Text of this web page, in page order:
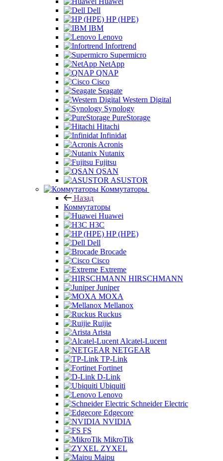
Dell
HP (HPE)
IBM
Lenovo
Infortrend
Supermicro
NetApp
QNAP
Cisco
Seagate
Western Digital
Synology
PureStorage
Hitachi
Infinidat
Acronis
Nutanix
Fujitsu
QSAN
ASUSTOR
Коммутаторы
Назад
Коммутаторы
Huawei
H3C
HP (HPE)
Dell
Brocade
Cisco
Extreme
HIRSCHMANN
Juniper
MOXA
Mellanox
Ruckus
Ruijie
Arista
Alcatel-Lucent
NETGEAR
TP-Link
Fortinet
D-Link
Ubiquiti
Lenovo
Schneider Electric
Edgecore
NVIDIA
FS
MikroTik
ZYXEL
Maipu